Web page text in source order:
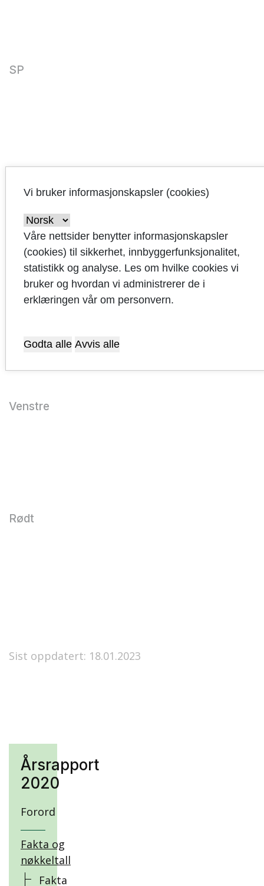
Årsrapport
2020
Forord
Fakta og
nøkkeltall
Fakta
SP
Venstre
Rødt
Sist oppdatert: 18.01.2023
Vi bruker informasjonskapsler (cookies)
Våre nettsider benytter informasjonskapsler
(cookies) til sikkerhet, innbyggerfunksjonalitet,
statistikk og analyse. Les om hvilke cookies vi
bruker og hvordan vi administrerer de i
erklæringen vår om personvern.
Godta alle Avvis alle